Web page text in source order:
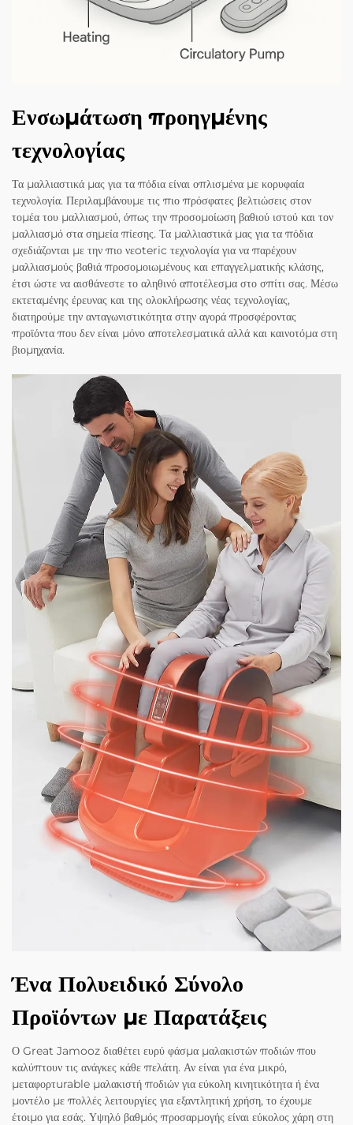
Ενσωμάτωση προηγμένης
τεχνολογίας
Τα μαλλιαστικά μας για τα πόδια είναι οπλισμένα με κορυφαία
τεχνολογία. Περιλαμβάνουμε τις πιο πρόσφατες βελτιώσεις στον
τομέα του μαλλιασμού, όπως την προσομοίωση βαθιού ιστού και τον
μαλλιασμό στα σημεία πίεσης. Τα μαλλιαστικά μας για τα πόδια
σχεδιάζονται με την πιο νεoteric τεχνολογία για να παρέχουν
μαλλιασμούς βαθιά προσομοιωμένους και επαγγελματικής κλάσης,
έτσι ώστε να αισθάνεστε το αληθινό αποτέλεσμα στο σπίτι σας. Μέσω
εκτεταμένης έρευνας και της ολοκλήρωσης νέας τεχνολογίας,
διατηρούμε την ανταγωνιστικότητα στην αγορά προσφέροντας
προϊόντα που δεν είναι μόνο αποτελεσματικά αλλά και καινοτόμα στη
βιομηχανία.
Ένα Πολυειδικό Σύνολο
Προϊόντων με Παρατάξεις
Ο Great Jamooz διαθέτει ευρύ φάσμα μαλακιστών ποδιών που
καλύπτουν τις ανάγκες κάθε πελάτη. Αν είναι για ένα μικρό,
μεταφορτurable μαλακιστή ποδιών για εύκολη κινητικότητα ή ένα
μοντέλο με πολλές λειτουργίες για εξαντλητική χρήση, το έχουμε
έτοιμο για εσάς. Υψηλό βαθμός προσαρμογής είναι εύκολος χάρη στη